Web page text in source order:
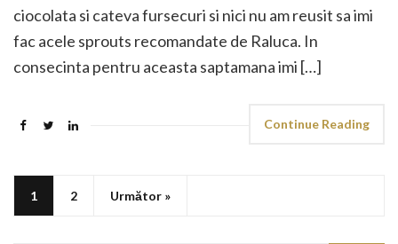
ciocolata si cateva fursecuri si nici nu am reusit sa imi
fac acele sprouts recomandate de Raluca. In
consecinta pentru aceasta saptamana imi […]
Continue Reading
1 2 Următor »